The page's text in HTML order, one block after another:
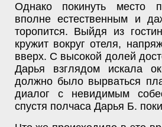
Однако покинуть место
вполне естественным и
торопится. Выйдя из
кружит вокруг отеля,
вверх. С высокой долей
Дарья взглядом искала
должно было вырваться
диалог с невидимым
спустя полчаса Дарья Б.